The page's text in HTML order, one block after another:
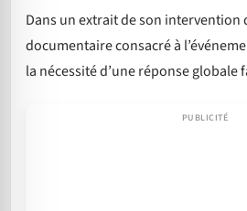
Dans un extrait de son intervention
documentaire consacré à
la nécessité d’une réponse globale